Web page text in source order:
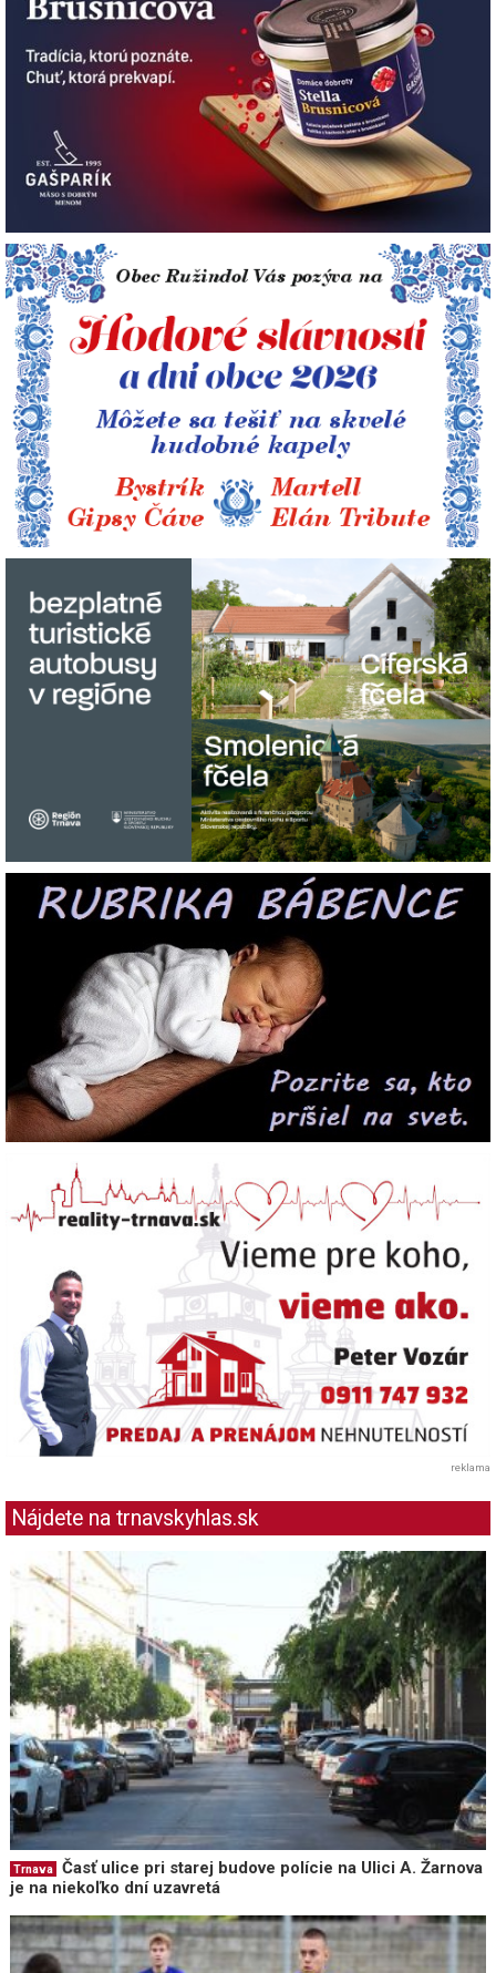
reklama
Nájdete na trnavskyhlas.sk
Trnava
Časť ulice pri starej budove polície na Ulici A. Žarnova
je na niekoľko dní uzavretá